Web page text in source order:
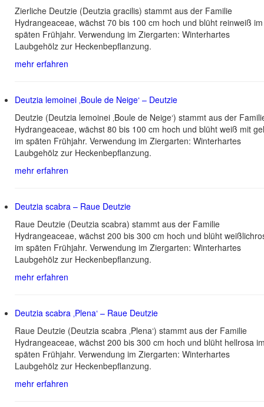
Zierliche Deutzie (Deutzia gracilis) stammt aus der Familie
Hydrangeaceae, wächst 70 bis 100 cm hoch und blüht reinweiß im
späten Frühjahr. Verwendung im Ziergarten: Winterhartes
Laubgehölz zur Heckenbepflanzung.
mehr erfahren
Deutzia lemoinei ‚Boule de Neige‘ – Deutzie
Deutzie (Deutzia lemoinei ‚Boule de Neige‘) stammt aus der
Hydrangeaceae, wächst 80 bis 100 cm hoch und blüht weiß mit
im späten Frühjahr. Verwendung im Ziergarten: Winterhartes
Laubgehölz zur Heckenbepflanzung.
mehr erfahren
Deutzia scabra – Raue Deutzie
Raue Deutzie (Deutzia scabra) stammt aus der Familie
Hydrangeaceae, wächst 200 bis 300 cm hoch und blüht
im späten Frühjahr. Verwendung im Ziergarten: Winterhartes
Laubgehölz zur Heckenbepflanzung.
mehr erfahren
Deutzia scabra ‚Plena‘ – Raue Deutzie
Raue Deutzie (Deutzia scabra ‚Plena‘) stammt aus der Familie
Hydrangeaceae, wächst 200 bis 300 cm hoch und blüht hellrosa
späten Frühjahr. Verwendung im Ziergarten: Winterhartes
Laubgehölz zur Heckenbepflanzung.
mehr erfahren